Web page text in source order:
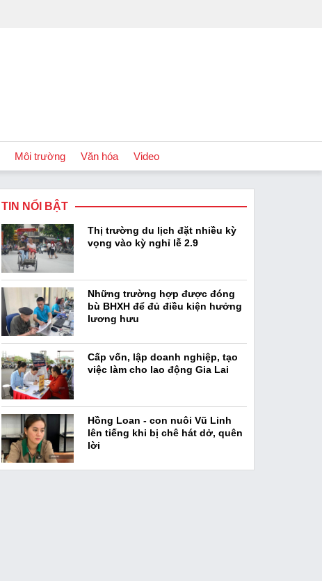
Môi trường Văn hóa
Podcast
Video
TIN NỔI BẬT
Thị trường du lịch đặt nhiều kỳ
vọng vào kỳ nghỉ lễ 2.9
Những trường hợp được đóng
bù BHXH để đủ điều kiện hưởng
lương hưu
Cấp vốn, lập doanh nghiệp, tạo
việc làm cho lao động Gia Lai
Hồng Loan - con nuôi Vũ Linh
lên tiếng khi bị chê hát dở, quên
lời